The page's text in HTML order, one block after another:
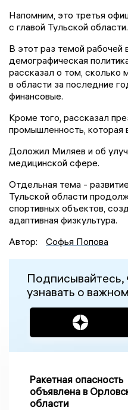
Напомним, это третья
с главой Тульской области.
В этот раз темой рабочей
демографическая
рассказал о том,
в области за последние
финансовые.
Кроме того, рассказал
промышленность, которая
Доложил Миляев и об
медицинской сфере.
Отдельная тема -
Тульской области
спортивных объектов,
адаптивная физкультура.
Автор:
Софья Попова
узнавать о
Ракетная опасность
объявлена в
области